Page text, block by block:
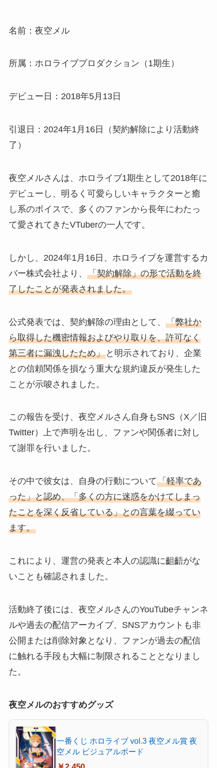
名前：夜空メル
所属：ホロライブプロダクション（1期生）
デビュー日：2018年5月13日
引退日：2024年1月16日（契約解除により活動終
了）
夜空メルさんは、ホロライブ1期生として2018年に
デビューし、明るく可愛らしいキャラクターと癒
し系のボイスで、多くのファンから長年にわたっ
て愛されてきたVTuberの一人です。
しかし、2024年1月16日、ホロライブを運営するカ
バー株式会社より、 「契約解除」の形で活動を終
了したことが発表されました。
公式発表では、契約解除の理由として、 「弊社か
ら取得した機密情報およびやり取りを、許可なく
第三者に漏洩したため」と明示されており、企業
との信頼関係を損なう重大な規約違反が発生した
ことが示唆されました。
この報告を受け、夜空メルさん自身もSNS（X／旧
Twitter）上で声明を出し、ファンや関係者に対し
て謝罪を行いました。
その中で彼女は、自身の行動について「軽率であ
った」と認め、「多くの方に迷惑をかけてしまっ
たことを深く反省している」との言葉を綴ってい
ます。
これにより、運営の発表と本人の認識に齟齬がな
いことも確認されました。
活動終了後には、夜空メルさんのYouTubeチャンネ
ルや過去の配信アーカイブ、SNSアカウントも非
公開または削除対象となり、ファンが過去の配信
に触れる手段も大幅に制限されることとなりまし
た。
夜空メルのおすすめグッズ
一番くじ ホロライブ vol.3 夜空メル賞 夜
空メル ビジュアルボード